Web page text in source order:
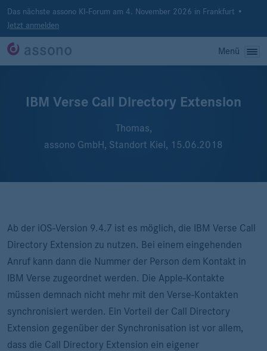
Das nächste assono KI-Forum am 4. November 2026 in Frankfurt •
Jetzt anmelden
Menü
IBM Verse Call Directory Extension
Thomas,
assono GmbH, Standort Kiel, 15.06.2018
Ab der iOS-Version 9.4.7 ist es möglich, die IBM Verse Call
Directory Extension zu nutzen. Bei einem eingehenden
Anruf kann dann die Nummer der Person dem Kontakt in
IBM Verse zugeordnet werden. Die Apple-Kontakte
müssen demnach nicht mehr mit den Verse-Kontakten
synchronisiert werden. Ein Vorteil der Call Directory
Extension gegenüber der Synchronisation ist vor allem,
dass die Call Directory Extension ein eigener